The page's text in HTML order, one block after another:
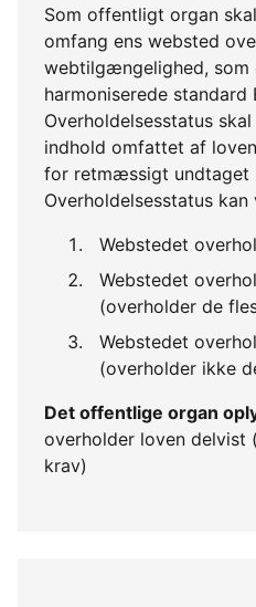
Som offentligt organ
omfang ens websted
webtilgængelighed, som
harmoniserede standard
Overholdelsesstatus
indhold omfattet af
for retmæssigt undtaget
Overholdelsesstatus
Webstedet
Webstedet
(overholder de
Webstedet
(overholder ikke
Det offentlige organ
overholder loven delvist
krav)